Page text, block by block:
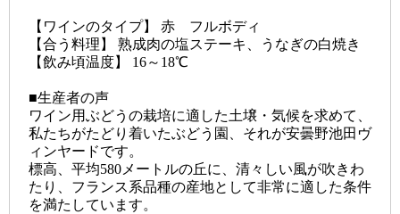
【ワインのタイプ】 赤 フルボディ
【合う料理】 熟成肉の塩ステーキ、うなぎの白焼き
【飲み頃温度】 16～18℃
■生産者の声
ワイン用ぶどうの栽培に適した土壌・気候を求めて、
私たちがたどり着いたぶどう園、それが安曇野池田ヴ
ィンヤードです。
標高、平均580メートルの丘に、清々しい風が吹きわ
たり、フランス系品種の産地として非常に適した条件
を満たしています。